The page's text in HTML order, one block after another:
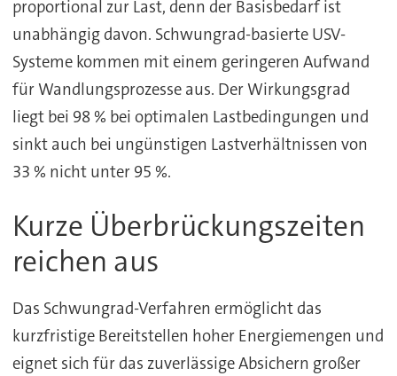
proportional zur Last, denn der Basisbedarf ist
unabhängig davon. Schwungrad-basierte USV-
Systeme kommen mit einem geringeren Aufwand
für Wandlungsprozesse aus. Der Wirkungsgrad
liegt bei 98 % bei optimalen Lastbedingungen und
sinkt auch bei ungünstigen Lastverhältnissen von
33 % nicht unter 95 %.
Kurze Überbrückungszeiten
reichen aus
Das Schwungrad-Verfahren ermöglicht das
kurzfristige Bereitstellen hoher Energiemengen und
eignet sich für das zuverlässige Absichern großer